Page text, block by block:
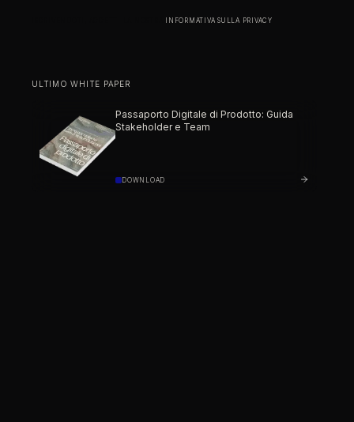
INFORMATIVA SULLA PRIVACY
ULTIMO WHITE PAPER
Passaporto Digitale di Prodotto: Guida
Stakeholder e Team
DOWNLOAD